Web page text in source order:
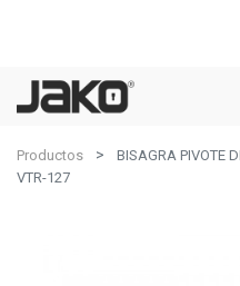
Productos
BISAGRA PIVOTE
VTR-127